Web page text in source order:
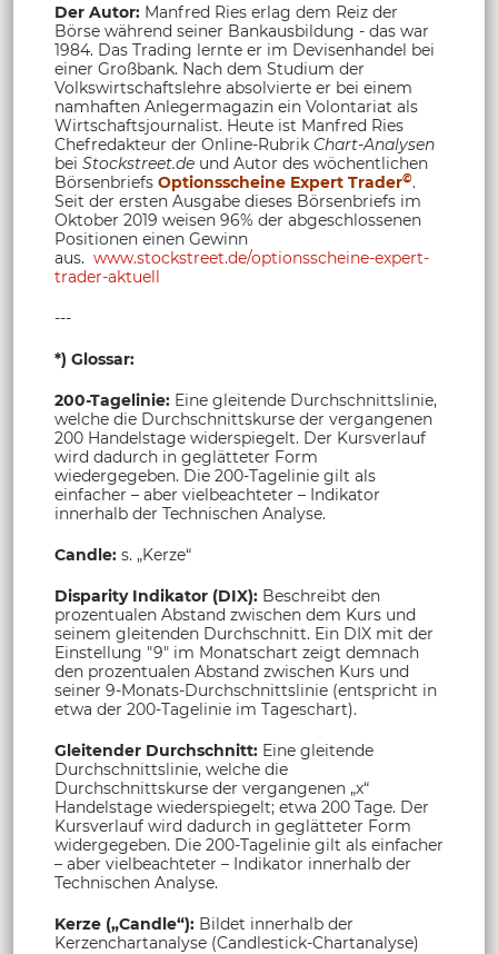
Der Autor: Manfred Ries erlag dem Reiz der
Börse während seiner Bankausbildung - das war
1984. Das Trading lernte er im Devisenhandel bei
einer Großbank. Nach dem Studium der
Volkswirtschaftslehre absolvierte er bei einem
namhaften Anlegermagazin ein Volontariat als
Wirtschaftsjournalist. Heute ist Manfred Ries
Chefredakteur der Online-Rubrik Chart-Analysen
bei Stockstreet.de und Autor des wöchentlichen
Börsenbriefs Optionsscheine Expert Trader©.
Seit der ersten Ausgabe dieses Börsenbriefs im
Oktober 2019 weisen 96% der abgeschlossenen
Positionen einen Gewinn
aus. www.stockstreet.de/optionsscheine-expert-
trader-aktuell
---
*) Glossar:
200-Tagelinie: Eine gleitende Durchschnittslinie,
welche die Durchschnittskurse der vergangenen
200 Handelstage widerspiegelt. Der Kursverlauf
wird dadurch in geglätteter Form
wiedergegeben. Die 200-Tagelinie gilt als
einfacher – aber vielbeachteter – Indikator
innerhalb der Technischen Analyse.
Candle: s. „Kerze“
Disparity Indikator (DIX): Beschreibt den
prozentualen Abstand zwischen dem Kurs und
seinem gleitenden Durchschnitt. Ein DIX mit der
Einstellung "9" im Monatschart zeigt demnach
den prozentualen Abstand zwischen Kurs und
seiner 9-Monats-Durchschnittslinie (entspricht in
etwa der 200-Tagelinie im Tageschart).
Gleitender Durchschnitt: Eine gleitende
Durchschnittslinie, welche die
Durchschnittskurse der vergangenen „x“
Handelstage wiederspiegelt; etwa 200 Tage. Der
Kursverlauf wird dadurch in geglätteter Form
widergegeben. Die 200-Tagelinie gilt als einfacher
– aber vielbeachteter – Indikator innerhalb der
Technischen Analyse.
Kerze („Candle“): Bildet innerhalb der
Kerzenchartanalyse (Candlestick-Chartanalyse)